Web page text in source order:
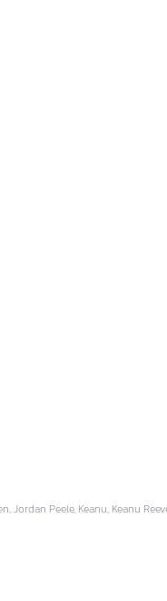
Jordan Peele, Keanu, Keanu